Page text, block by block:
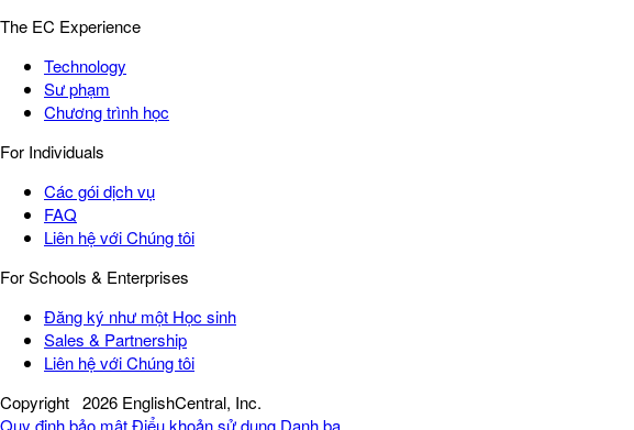
The EC Experience
Technology
Sư phạm
Chương trình học
For Individuals
Các gói dịch vụ
FAQ
Liên hệ với Chúng tôi
For Schools & Enterprises
Đăng ký như một Học sinh
Sales & Partnership
Liên hệ với Chúng tôi
Copyright 2026 EnglishCentral, Inc.